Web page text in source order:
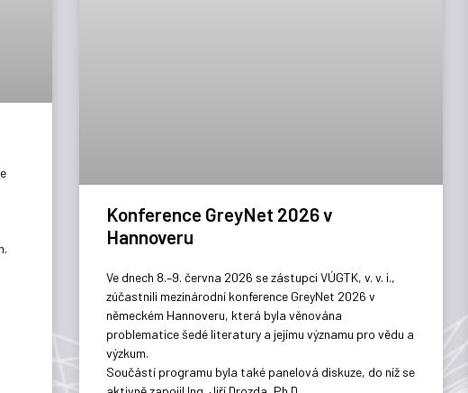
Konference GreyNet 2026 v
Hannoveru
Ve dnech 8.–9. června 2026 se zástupci VÚGTK, v. v. i.,
zúčastnili mezinárodní konference GreyNet 2026 v
německém Hannoveru, která byla věnována
problematice šedé literatury a jejímu významu pro vědu a
výzkum.
Součástí programu byla také panelová diskuze, do níž se